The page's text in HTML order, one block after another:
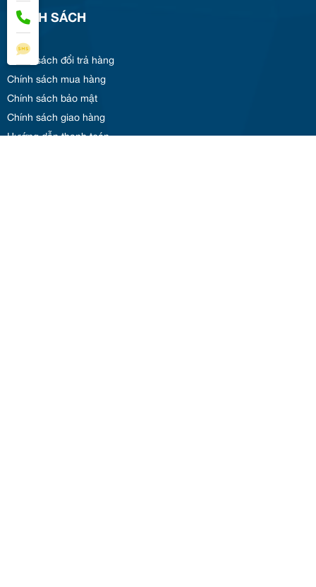
CHÍNH SÁCH
Chính sách đổi trả hàng
Chính sách mua hàng
Chính sách bảo mật
Chính sách giao hàng
Hướng dẫn thanh toán